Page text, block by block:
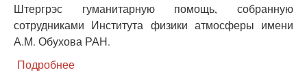
Штергрэс гуманитарную помощь, собранную
сотрудниками Института физики атмосферы имени
А.М. Обухова РАН.
Подробнее